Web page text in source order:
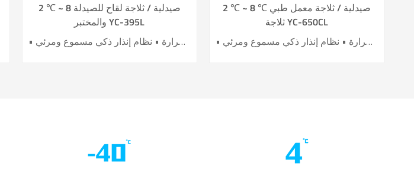
2 ℃ ~ 8 صيدلية / ثلاجة لقاح للصيدلة
والمختبر YC-395L
• أداء تبريد الهواء الرائد • تحسين كفاءة توفير الطاقة بنسبة 40٪ + • باب تسخين كهربائي لتأثير أفضل ضد التكثيف • 7 حساسات لدقة عالية للتحكم بدرجة الحرارة • نظام إنذار ذكي مسموع ومرئي
2 ℃ ~ 8 ℃ صيدلية / ثلاجة معمل طبي
ثلاجة YC-650CL
• أداء تبريد الهواء الرائد • تحسين كفاءة توفير الطاقة بنسبة 40٪ + • باب تسخين كهربائي لتأثير أفضل ضد التكثيف • 6 حساسات لدقة عالية للتحكم بدرجة الحرارة • نظام إنذار ذكي مسموع ومرئي